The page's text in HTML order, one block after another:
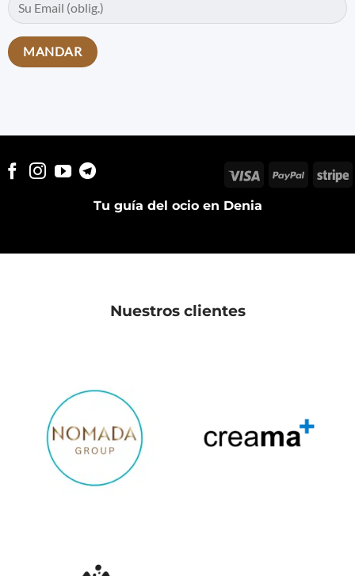
Tu guía del ocio en Denia
Visa PayPal
Nuestros clientes